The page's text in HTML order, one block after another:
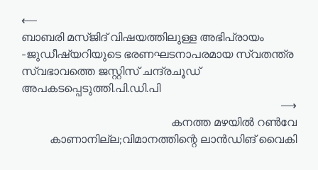
⟵
ബാബരി മസ്ജിദ് വിഷയത്തിലുള്ള അഭിപ്രായം
-ജുഡീഷ്യറിയുടെ ഭരണഘടനാപരമായ സ്വതന്ത്ര
സ്വഭാവത്തെ ജസ്റ്റിസ് ചന്ദ്രചൂഡ്
അപകടപ്പെടുത്തി.പി.ഡി.പി
കനത്ത മഴയില്‍ റണ്‍വേ
കാണാനില്ല;വിമാനത്തിന്റെ ലാന്‍ഡിങ് വൈകി
⟶